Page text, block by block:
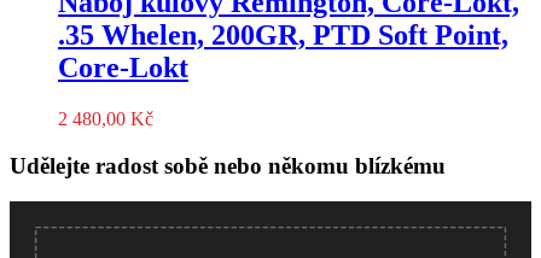
.35 Whelen, 200GR, PTD Soft Point,
Core-Lokt
2 480,00 Kč
Udělejte radost sobě nebo někomu blízkému